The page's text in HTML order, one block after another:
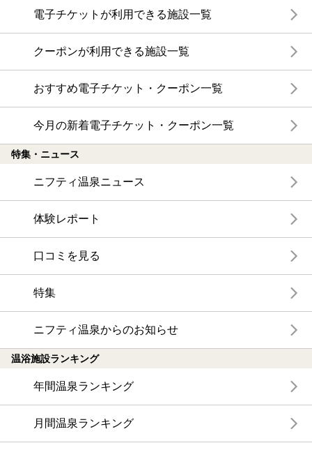
電子チケットが利用できる施設一覧
クーポンが利用できる施設一覧
おすすめ電子チケット・クーポン一覧
今月の新着電子チケット・クーポン一覧
特集・ニュース
ニフティ温泉ニュース
体験レポート
口コミを見る
特集
ニフティ温泉からのお知らせ
温浴施設ランキング
年間温泉ランキング
月間温泉ランキング